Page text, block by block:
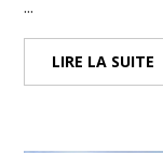
...
LIRE LA SUITE